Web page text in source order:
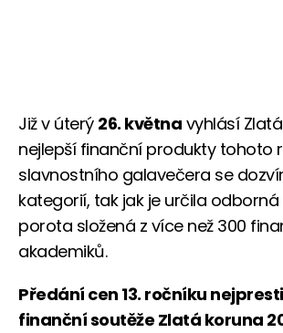
Již v úterý 26. května vyhlásí
nejlepší finanční produkty tohoto
slavnostního galavečera se
kategorií, tak jak je určila odborná
porota složená z více než 300
akademiků.
Předání cen 13. ročníku
finanční soutěže Zlatá koruna